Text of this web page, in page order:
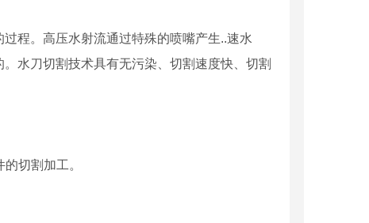
程。高压水射流通过特殊的喷嘴产生..速水
水刀切割技术具有无污染、切割速度快、切割
切割加工。